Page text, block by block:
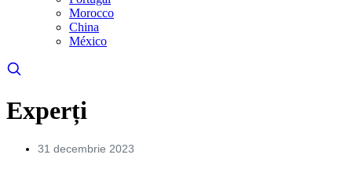
Morocco
China
México
Experți
31 decembrie 2023